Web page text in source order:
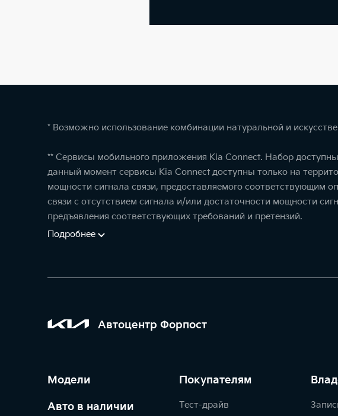
* Возможно использование комбинации натуральной и
** Сервисы мобильного приложения Kia Connect. Набор
данный момент сервисы Kia Connect доступны только на
мощности сигнала связи, предоставляемого соответствующим
связи с отсутствием сигнала и/или достаточности мощности
предъявления соответствующих требований и претензий.
Подробнее
Автоцентр Форпост
Модели
Авто в наличии
Покупателям
Тест-драйв